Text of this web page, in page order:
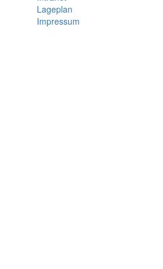
Lageplan
Impressum